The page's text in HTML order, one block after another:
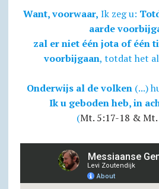
Want, voorwaar, Ik zeg u:
aarde
zal er niet één jota of één
voorbijgaan, totdat het
Onderwijs al de volken(...)
Ik u geboden heb, in
(Mt. 5:17-18 & Mt.